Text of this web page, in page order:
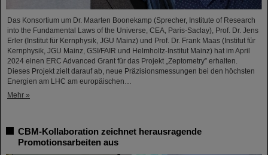
Das Konsortium um Dr. Maarten Boonekamp (Sprecher, Institute of Research
into the Fundamental Laws of the Universe, CEA, Paris-Saclay), Prof. Dr. Jens
Erler (Institut für Kernphysik, JGU Mainz) und Prof. Dr. Frank Maas (Institut für
Kernphysik, JGU Mainz, GSI/FAIR und Helmholtz-Institut Mainz) hat im April
2024 einen ERC Advanced Grant für das Projekt „Zeptometry” erhalten.
Dieses Projekt zielt darauf ab, neue Präzisionsmessungen bei den höchsten
Energien am LHC am europäischen…
Mehr »
CBM-Kollaboration zeichnet herausragende
Promotionsarbeiten aus